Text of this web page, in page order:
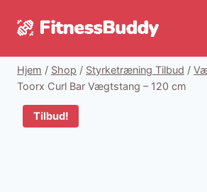
Hjem / Shop / Styrketræning Tilbud /
Toorx Curl Bar Vægtstang – 120 cm
Tilbud!